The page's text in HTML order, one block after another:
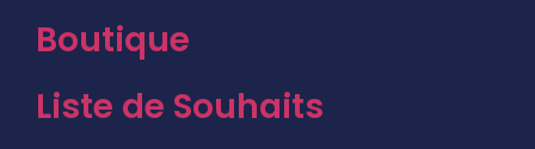
Boutique
Liste de Souhaits